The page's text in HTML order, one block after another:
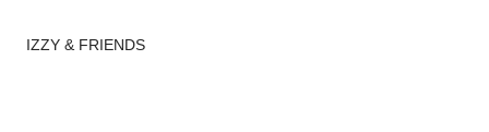
IZZY & FRIENDS